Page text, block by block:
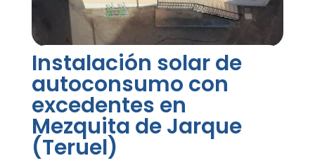
Instalación solar de
autoconsumo con
excedentes en
Mezquita de Jarque
(Teruel)